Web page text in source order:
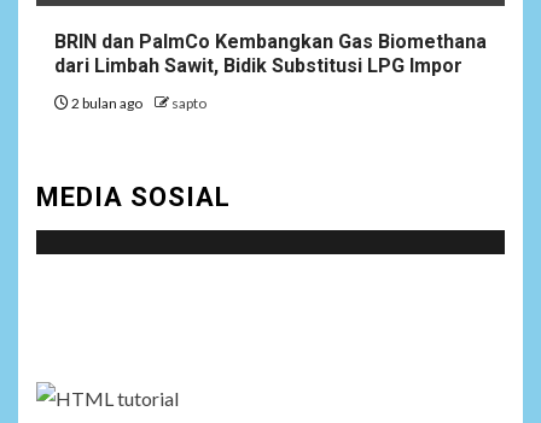
BRIN dan PalmCo Kembangkan Gas Biomethana
dari Limbah Sawit, Bidik Substitusi LPG Impor
2 bulan ago sapto
MEDIA SOSIAL